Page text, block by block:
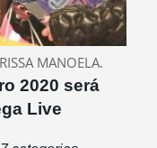
MANOELA.
2020 será
Live